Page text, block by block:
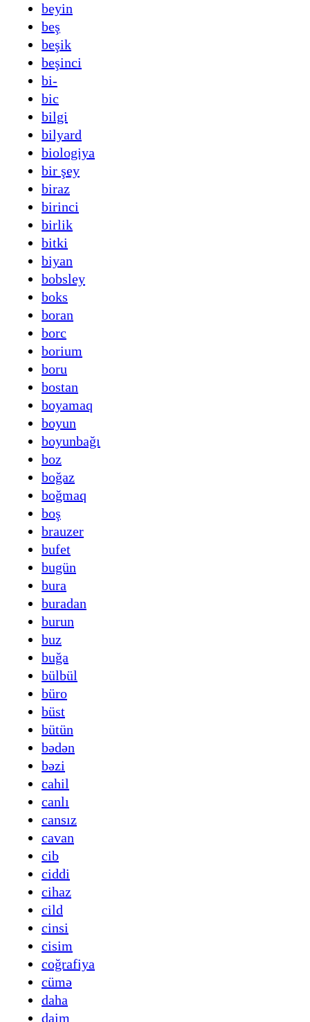
beyin
beş
beşik
beşinci
bi-
bic
bilgi
bilyard
biologiya
bir şey
biraz
birinci
birlik
bitki
biyan
bobsley
boks
boran
borc
borium
boru
bostan
boyamaq
boyun
boyunbağı
boz
boğaz
boğmaq
boş
brauzer
bufet
bugün
bura
buradan
burun
buz
buğa
bülbül
büro
büst
bütün
bədən
bəzi
cahil
canlı
cansız
cavan
cib
ciddi
cihaz
cild
cinsi
cisim
coğrafiya
cümə
daha
daim